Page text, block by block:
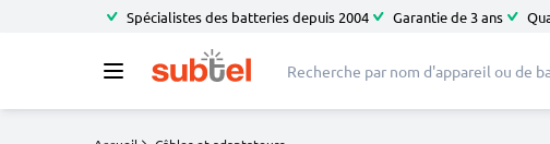
Spécialistes des batteries depuis 2004 Garantie de 3 ans